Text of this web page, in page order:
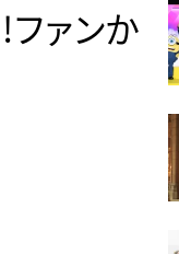
ァンか